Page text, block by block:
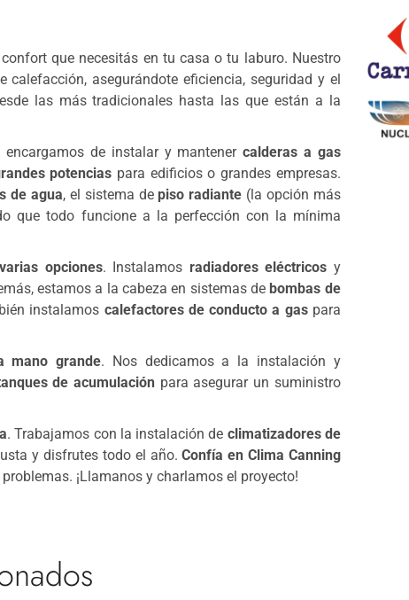
que necesitás en tu casa o tu laburo. Nuestro
calefacción, asegurándote eficiencia, seguridad y el
las más tradicionales hasta las que están a la
encargamos de instalar y mantenercalderas a gas
potencias para edificios o grandes empresas.
de agua, el sistema de piso radiante (la opción más
que todo funcione a la perfección con la mínima
opciones. Instalamos radiadores eléctricos y
estamos a la cabeza en sistemas de bombas de
instalamos calefactores de conducto a gaspara
mano grande. Nos dedicamos a la instalación y
de acumulación para asegurar un suministro
. Trabajamos con la instalación de climatizadores de
y disfrutes todo el año.Confía en Clima Canning
¡Llamanos y charlamos el proyecto!